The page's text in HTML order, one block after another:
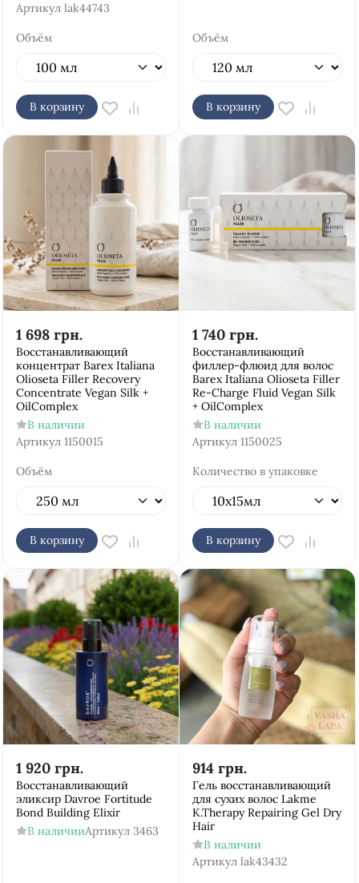
Артикул lak44743
Объём
В корзину
Объём
В корзину
1 698 грн.
Восстанавливающий
концентрат Barex Italiana
Olioseta Filler Recovery
Concentrate Vegan Silk +
OilComplex
В наличии
Артикул 1150015
Объём
В корзину
1 740 грн.
Восстанавливающий
филлер-флюид для волос
Barex Italiana Olioseta Filler
Re-Charge Fluid Vegan Silk
+ OilComplex
В наличии
Артикул 1150025
Количество в упаковке
В корзину
1 920 грн.
Восстанавливающий
эликсир Davroe Fortitude
Bond Building Elixir
В наличииАртикул 3463
914 грн.
Гель восстанавливающий
для сухих волос Lakme
K.Therapy Repairing Gel Dry
Hair
В наличии
Артикул lak43432